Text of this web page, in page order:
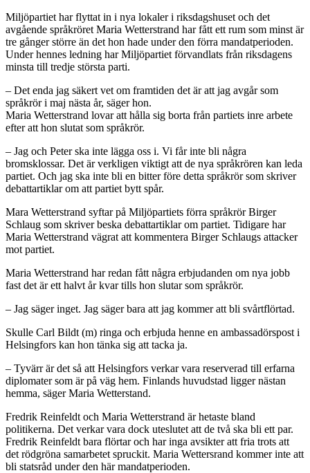
Miljöpartiet har flyttat in i nya lokaler i riksdagshuset och det
avgående språkröret Maria Wetterstrand har fått ett rum som minst är
tre gånger större än det hon hade under den förra mandatperioden.
Under hennes ledning har Miljöpartiet förvandlats från riksdagens
minsta till tredje största parti.
– Det enda jag säkert vet om framtiden det är att jag avgår som
språkrör i maj nästa år, säger hon.
Maria Wetterstrand lovar att hålla sig borta från partiets inre arbete
efter att hon slutat som språkrör.
– Jag och Peter ska inte lägga oss i. Vi får inte bli några
bromsklossar. Det är verkligen viktigt att de nya språkrören kan leda
partiet. Och jag ska inte bli en bitter före detta språkrör som skriver
debattartiklar om att partiet bytt spår.
Mara Wetterstrand syftar på Miljöpartiets förra språkrör Birger
Schlaug som skriver beska debattartiklar om partiet. Tidigare har
Maria Wetterstrand vägrat att kommentera Birger Schlaugs attacker
mot partiet.
Maria Wetterstrand har redan fått några erbjudanden om nya jobb
fast det är ett halvt år kvar tills hon slutar som språkrör.
– Jag säger inget. Jag säger bara att jag kommer att bli svårtflörtad.
Skulle Carl Bildt (m) ringa och erbjuda henne en ambassadörspost i
Helsingfors kan hon tänka sig att tacka ja.
– Tyvärr är det så att Helsingfors verkar vara reserverad till erfarna
diplomater som är på väg hem. Finlands huvudstad ligger nästan
hemma, säger Maria Wetterstand.
Fredrik Reinfeldt och Maria Wetterstrand är hetaste bland
politikerna. Det verkar vara dock uteslutet att de två ska bli ett par.
Fredrik Reinfeldt bara flörtar och har inga avsikter att fria trots att
det rödgröna samarbetet spruckit. Maria Wettersrand kommer inte att
bli statsråd under den här mandatperioden.